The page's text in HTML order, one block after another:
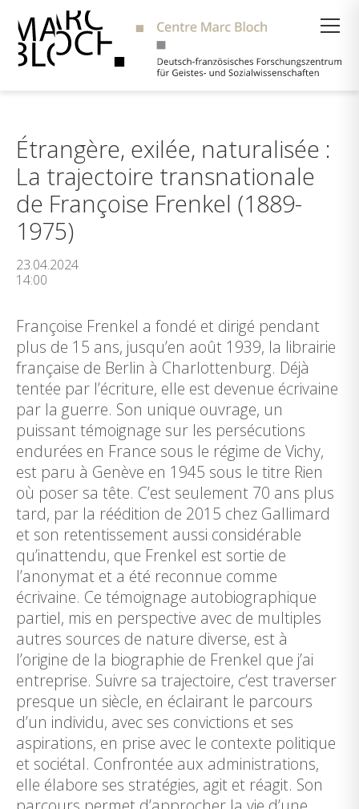
Étrangère, exilée, naturalisée :
La trajectoire transnationale
de Françoise Frenkel (1889-
1975)
23.04.2024
14:00
Françoise Frenkel a fondé et dirigé pendant
plus de 15 ans, jusqu’en août 1939, la librairie
française de Berlin à Charlottenburg. Déjà
tentée par l’écriture, elle est devenue écrivaine
par la guerre. Son unique ouvrage, un
puissant témoignage sur les persécutions
endurées en France sous le régime de Vichy,
est paru à Genève en 1945 sous le titre Rien
où poser sa tête. C’est seulement 70 ans plus
tard, par la réédition de 2015 chez Gallimard
et son retentissement aussi considérable
qu’inattendu, que Frenkel est sortie de
l’anonymat et a été reconnue comme
écrivaine. Ce témoignage autobiographique
partiel, mis en perspective avec de multiples
autres sources de nature diverse, est à
l’origine de la biographie de Frenkel que j’ai
entreprise. Suivre sa trajectoire, c’est traverser
presque un siècle, en éclairant le parcours
d’un individu, avec ses convictions et ses
aspirations, en prise avec le contexte politique
et sociétal. Confrontée aux administrations,
elle élabore ses stratégies, agit et réagit. Son